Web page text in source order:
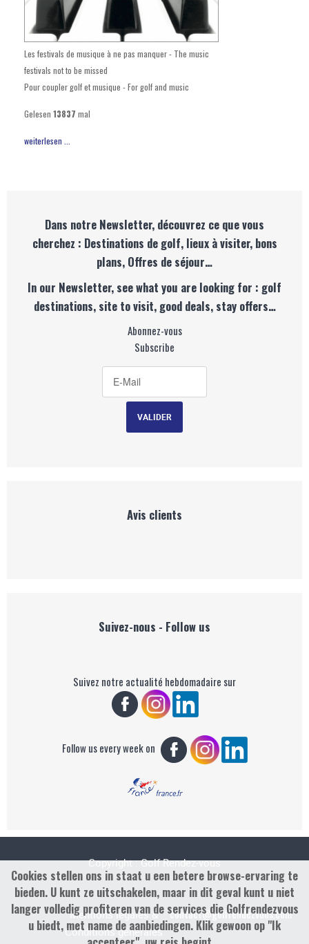
Les festivals de musique à ne pas manquer - The music
festivals not to be missed
Pour coupler golf et musique - For golf and music
Gelesen 13837 mal
weiterlesen ...
Dans notre Newsletter, découvrez ce que vous
cherchez : Destinations de golf, lieux à visiter, bons
plans, Offres de séjour…
In our Newsletter, see what you are looking for : golf
destinations, site to visit, good deals, stay offers…
Abonnez-vous
Subscribe
Avis clients
Suivez-nous - Follow us
Suivez notre actualité hebdomadaire sur
Follow us every week on
Copyright : Golf Rendez-vous
Mentions légales &
Conditions générales
contact@golfrendezvous.com
Cookies stellen ons in staat u een betere browse-ervaring te
bieden. U kunt ze uitschakelen, maar in dit geval kunt u niet
langer volledig profiteren van de services die Golfrendezvous
u biedt, met name de aanbiedingen. Klik gewoon op "Ik